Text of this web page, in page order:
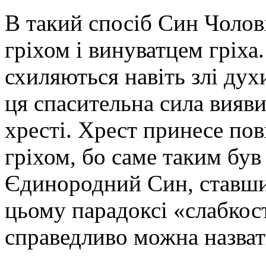
В такий спосіб Син
гріхом і винуватцем
схиляються навіть злі
ця спасительна сила
хресті. Хрест принесе
гріхом, бо саме таким
Єдинородний Син,
цьому парадоксі
справедливо можна